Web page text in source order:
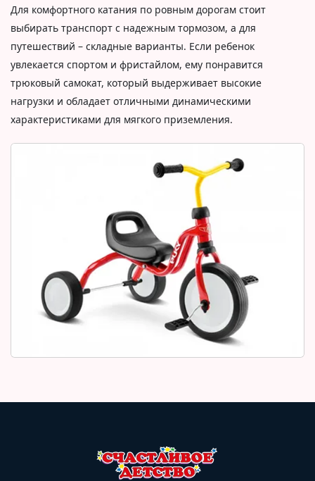
Для комфортного катания по ровным дорогам стоит
выбирать транспорт с надежным тормозом, а для
путешествий – складные варианты. Если ребенок
увлекается спортом и фристайлом, ему понравится
трюковый самокат, который выдерживает высокие
нагрузки и обладает отличными динамическими
характеристиками для мягкого приземления.